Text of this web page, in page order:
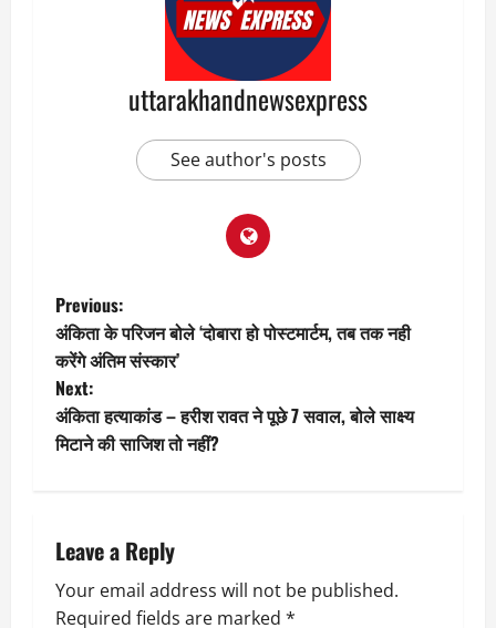
uttarakhandnewsexpress
See author's posts
P
o
s
t
a
v
Previous:
अंकिता के परिजन बोले ‘दोबारा हो पोस्टमार्टम, तब तक नही
करेंगे अंतिम संस्कार’
Next:
अंकिता हत्याकांड – हरीश रावत ने पूछे 7 सवाल, बोले साक्ष्य
मिटाने की साजिश तो नहीं?
Leave a Reply
Your email address will not be published.
Required fields are marked *